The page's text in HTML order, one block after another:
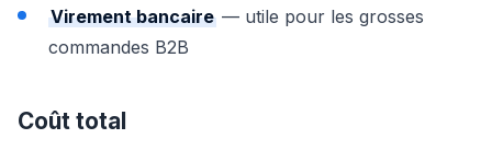
Virement bancaire — utile pour les grosses
commandes B2B
Coût total